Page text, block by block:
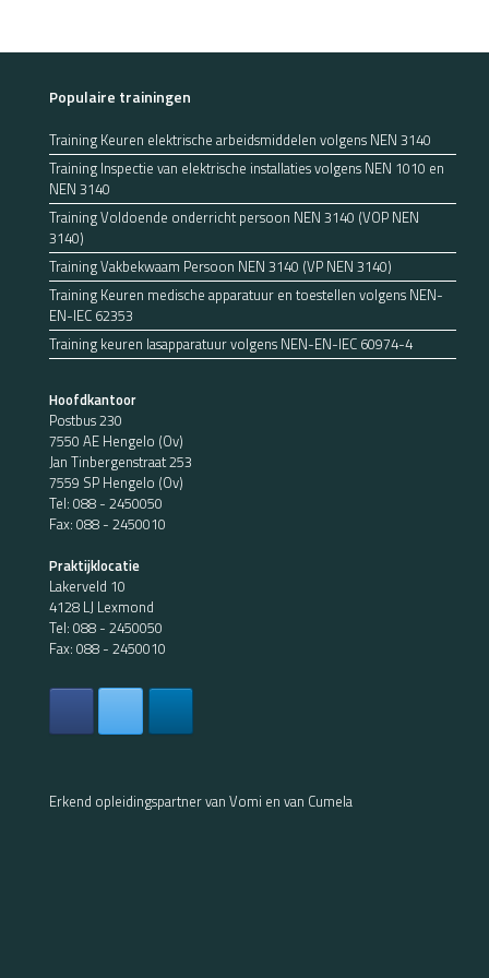
Populaire trainingen
Training Keuren elektrische arbeidsmiddelen volgens NEN 3140
Training Inspectie van elektrische installaties volgens NEN 1010 en
NEN 3140
Training Voldoende onderricht persoon NEN 3140 (VOP NEN
3140)
Training Vakbekwaam Persoon NEN 3140 (VP NEN 3140)
Training Keuren medische apparatuur en toestellen volgens NEN-
EN-IEC 62353
Training keuren lasapparatuur volgens NEN-EN-IEC 60974-4
Hoofdkantoor
Postbus 230
7550 AE Hengelo (Ov)
Jan Tinbergenstraat 253
7559 SP Hengelo (Ov)
Tel: 088 - 2450050
Fax: 088 - 2450010
Praktijklocatie
Lakerveld 10
4128 LJ Lexmond
Tel: 088 - 2450050
Fax: 088 - 2450010
Erkend opleidingspartner van Vomi en van Cumela